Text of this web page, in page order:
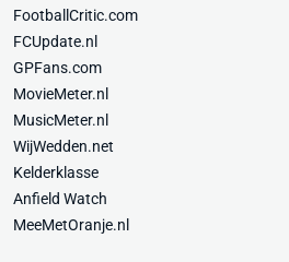
FootballCritic.com
FCUpdate.nl
GPFans.com
MovieMeter.nl
MusicMeter.nl
WijWedden.net
Kelderklasse
Anfield Watch
MeeMetOranje.nl